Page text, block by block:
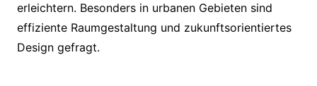
erleichtern. Besonders in urbanen Gebieten sind
effiziente Raumgestaltung und zukunftsorientiertes
Design gefragt.